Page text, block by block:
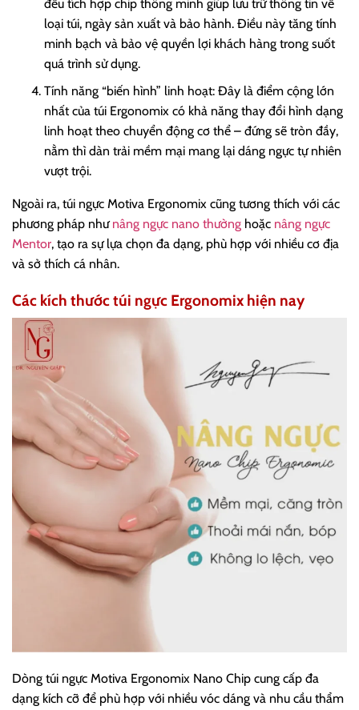
đều tích hợp chip thông minh giúp lưu trữ thông tin về
loại túi, ngày sản xuất và bảo hành. Điều này tăng tính
minh bạch và bảo vệ quyền lợi khách hàng trong suốt
quá trình sử dụng.
Tính năng “biến hình” linh hoạt: Đây là điểm cộng lớn
nhất của túi Ergonomix có khả năng thay đổi hình dạng
linh hoạt theo chuyển động cơ thể – đứng sẽ tròn đầy,
nằm thì dàn trải mềm mại mang lại dáng ngực tự nhiên
vượt trội.
Ngoài ra, túi ngực Motiva Ergonomix cũng tương thích với các
phương pháp nhưnâng ngực nano thường hoặc nâng ngực
Mentor, tạo ra sự lựa chọn đa dạng, phù hợp với nhiều cơ địa
và sở thích cá nhân.
Các kích thước túi ngực Ergonomix hiện nay
Dòng túi ngực Motiva Ergonomix Nano Chip cung cấp đa
dạng kích cỡ để phù hợp với nhiều vóc dáng và nhu cầu thẩm